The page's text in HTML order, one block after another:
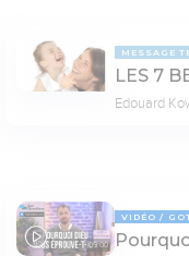
MESSAGE
LES 7
Edouard
05:00
VIDÉO